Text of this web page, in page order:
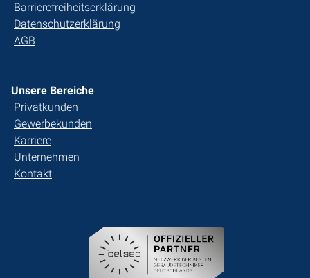
Barrierefreiheitserklärung
Datenschutzerklärung
AGB
Unsere Bereiche
Privatkunden
Gewerbekunden
Karriere
Unternehmen
Kontakt